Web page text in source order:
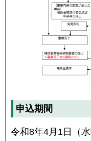
申込期間
令和8年4月1日（